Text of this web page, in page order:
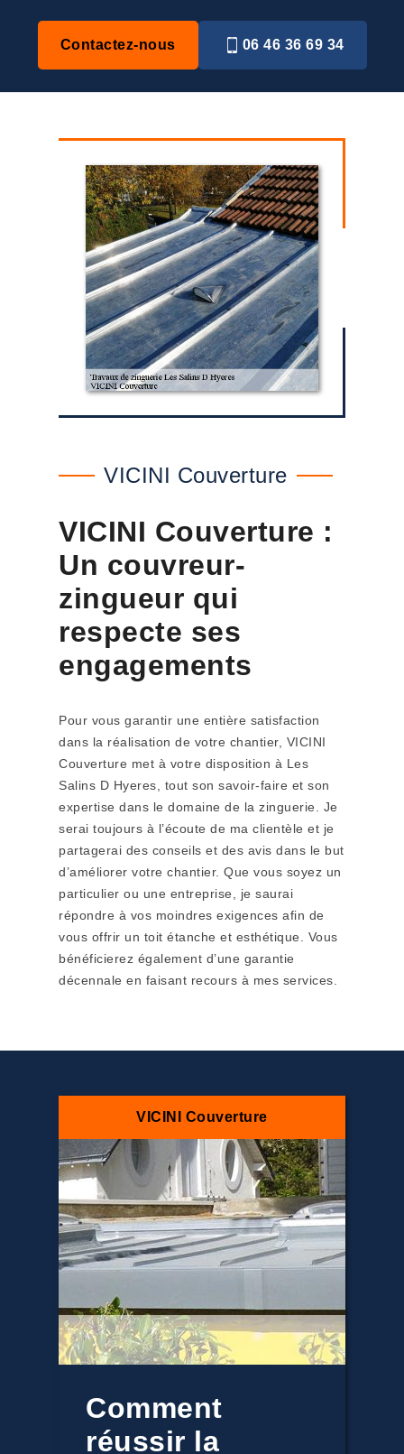
Contactez-nous 06 46 36 69 34
VICINI Couverture
VICINI Couverture :
Un couvreur-
zingueur qui
respecte ses
engagements
Pour vous garantir une entière satisfaction
dans la réalisation de votre chantier, VICINI
Couverture met à votre disposition à Les
Salins D Hyeres, tout son savoir-faire et son
expertise dans le domaine de la zinguerie. Je
serai toujours à l’écoute de ma clientèle et je
partagerai des conseils et des avis dans le but
d’améliorer votre chantier. Que vous soyez un
particulier ou une entreprise, je saurai
répondre à vos moindres exigences afin de
vous offrir un toit étanche et esthétique. Vous
bénéficierez également d’une garantie
décennale en faisant recours à mes services.
VICINI Couverture
Comment
réussir la